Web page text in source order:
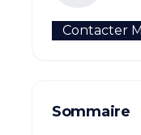
Contacter
Sommaire